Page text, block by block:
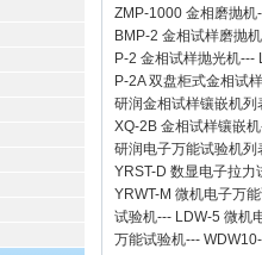
ZMP-1000 金相磨抛机
BMP-2 金相试样磨抛机
P-2 金相试样抛光机---
P-2A 双盘柜式金相试
研润金相试样镶嵌机列
XQ-2B 金相试样镶嵌机
研润电子万能试验机列
YRST-D 数显电子拉力
YRWT-M 微机电子万
试验机--- LDW-5 微机
万能试验机---